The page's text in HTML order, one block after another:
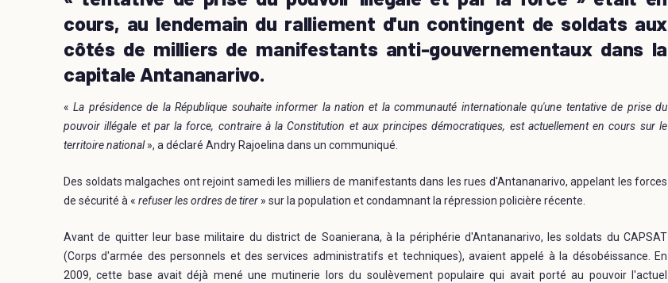
cours, au lendemain du ralliement d'un contingent de soldats aux
côtés de milliers de manifestants anti-gouvernementaux dans la
capitale Antananarivo.
«La présidence de la République souhaite informer la nation et la communauté internationale qu'une tentative de prise du
pouvoir illégale et par la force, contraire à la Constitution et aux principes démocratiques, est actuellement en cours sur le
territoire national», a déclaré Andry Rajoelina dans un communiqué.
Des soldats malgaches ont rejoint samedi les milliers de manifestants dans les rues d'Antananarivo, appelant les forces
de sécurité à « refuser les ordres de tirer » sur la population et condamnant la répression policière récente.
Avant de quitter leur base militaire du district de Soanierana, à la périphérie d'Antananarivo, les soldats du CAPSAT
(Corps d'armée des personnels et des services administratifs et techniques), avaient appelé à la désobéissance. En
2009, cette base avait déjà mené une mutinerie lors du soulèvement populaire qui avait porté au pouvoir l'actuel